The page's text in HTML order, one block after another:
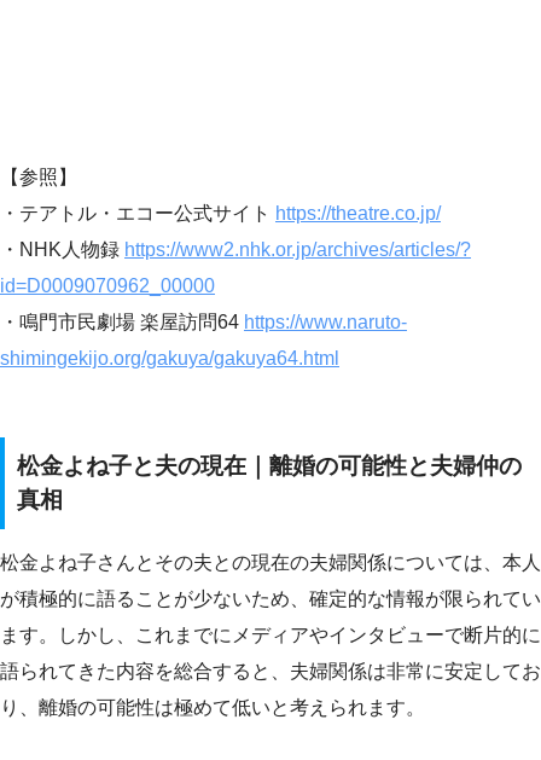
【参照】
・テアトル・エコー公式サイト https://theatre.co.jp/
・NHK人物録 https://www2.nhk.or.jp/archives/articles/?
id=D0009070962_00000
・鳴門市民劇場 楽屋訪問64 https://www.naruto-
shimingekijo.org/gakuya/gakuya64.html
松金よね子と夫の現在｜離婚の可能性と夫婦仲の
真相
松金よね子さんとその夫との現在の夫婦関係については、本人
が積極的に語ることが少ないため、確定的な情報が限られてい
ます。しかし、これまでにメディアやインタビューで断片的に
語られてきた内容を総合すると、夫婦関係は非常に安定してお
り、離婚の可能性は極めて低いと考えられます。